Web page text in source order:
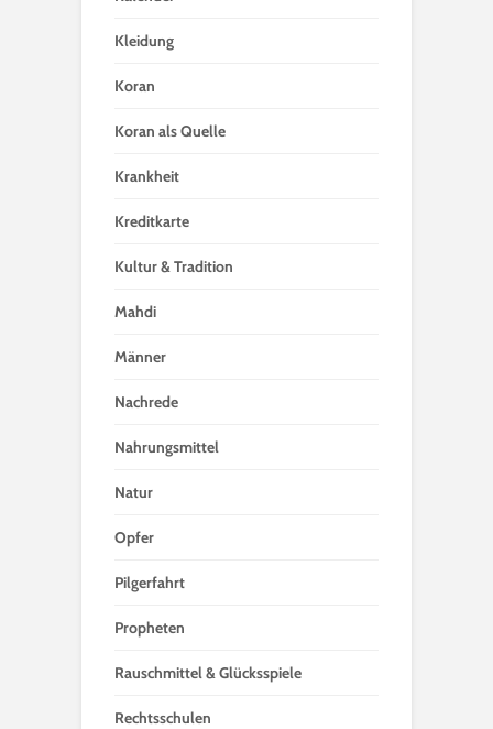
Kleidung
Koran
Koran als Quelle
Krankheit
Kreditkarte
Kultur & Tradition
Mahdi
Männer
Nachrede
Nahrungsmittel
Natur
Opfer
Pilgerfahrt
Propheten
Rauschmittel & Glücksspiele
Rechtsschulen